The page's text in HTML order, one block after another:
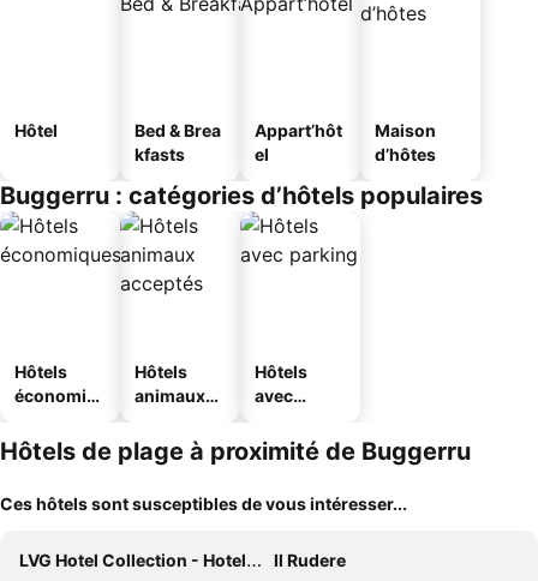
Hôtel
Bed & Brea
kfasts
Appart’hôt
el
Maison
d’hôtes
Buggerru : catégories d’hôtels populaires
Hôtels
économiq
Hôtels
animaux
Hôtels
avec
Hôtels de plage à proximité de Buggerru
Ces hôtels sont susceptibles de vous intéresser...
LVG Hotel Collection - Hotel La Rosa dei Venti
Il Rudere